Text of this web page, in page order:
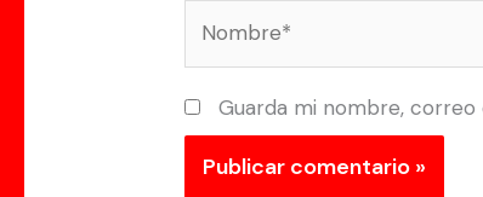
Guarda mi nombre,